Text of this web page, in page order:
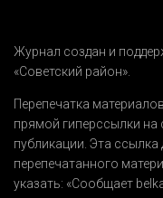
Журнал создан и
«Советский район».
Перепечатка
прямой гиперссылки
публикации. Эта
перепечатанного
указать: «Сообщает